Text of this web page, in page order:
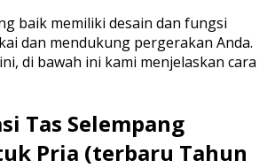
baik memiliki desain dan fungsi
dan mendukung pergerakan Anda.
di bawah ini kami menjelaskan cara
Tas Selempang
Pria (terbaru Tahun